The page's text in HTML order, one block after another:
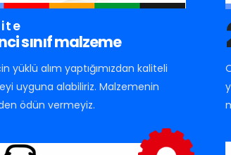
sınıf malzeme
yüklü alım yaptığımızdan kaliteli
uyguna alabiliriz. Malzemenin
ödün vermeyiz.